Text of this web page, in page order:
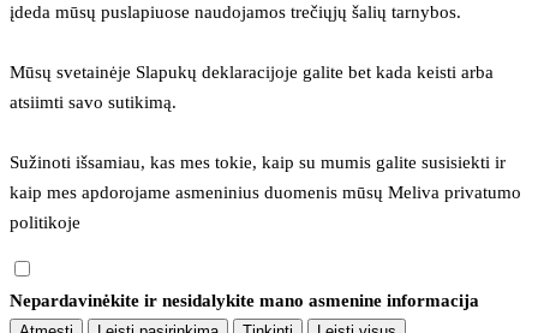
įdeda mūsų puslapiuose naudojamos trečiųjų šalių tarnybos.
Mūsų svetainėje Slapukų deklaracijoje galite bet kada keisti arba
atsiimti savo sutikimą.
Sužinoti išsamiau, kas mes tokie, kaip su mumis galite susisiekti ir
kaip mes apdorojame asmeninius duomenis mūsų Meliva privatumo
politikoje
Nepardavinėkite ir nesidalykite mano asmenine informacija